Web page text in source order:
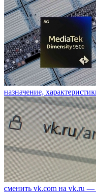
назначение,
сменить vk.com на vk.ru —